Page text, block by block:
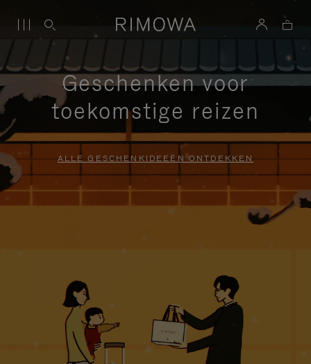
Geschenken voor
toekomstige reizen
ALLE GESCHENKIDEEËN ONTDEKKEN